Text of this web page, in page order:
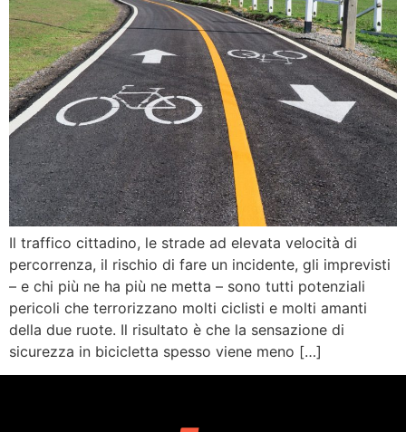
Il traffico cittadino, le strade ad elevata velocità di
percorrenza, il rischio di fare un incidente, gli imprevisti
– e chi più ne ha più ne metta – sono tutti potenziali
pericoli che terrorizzano molti ciclisti e molti amanti
della due ruote. Il risultato è che la sensazione di
sicurezza in bicicletta spesso viene meno […]